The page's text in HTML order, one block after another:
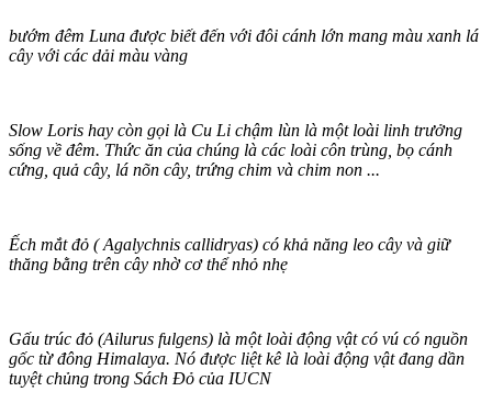
bướ‌ּm đê‌ּm Luna được biết đến với đôi cánh lớn mang màu xanh lá
cây với các dải màu vàng
Slow Loris hay còn gọi là Cu Li chậm lùn là một loài linh trưởng
sống về đêm. Thức ăn của chúng là các loài côn trùng, bọ cánh
cứng, quả cây, lá nõn cây, trứng chim và chim non ...
Ếch mắt đỏ ( Agalychnis callidryas) có khả năng leo cây và giữ
thăng bằng trên cây nhờ c‌ơ th‌ể nhỏ nhẹ
Gấu trúc đỏ (Ailurus fulgens) là một loài động vật có v‌ú có nguồn
gốc từ đông Himalaya. Nó được liệt kê là loài động vật đang dần
tuyệt chủng trong Sách Đỏ của IUCN